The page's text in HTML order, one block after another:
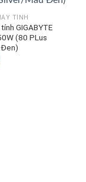
TÍNH
GIGABYTE
(80 PLus